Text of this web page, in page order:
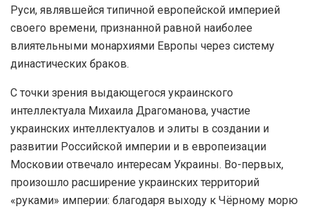
Руси, являвшейся типичной европейской империей
своего времени, признанной равной наиболее
влиятельными монархиями Европы через систему
династических браков.
С точки зрения выдающегося украинского
интеллектуала Михаила Драгоманова, участие
украинских интеллектуалов и элиты в создании и
развитии Российской империи и в европеизации
Московии отвечало интересам Украины. Во-первых,
произошло расширение украинских территорий
«руками» империи: благодаря выходу к Чёрному морю